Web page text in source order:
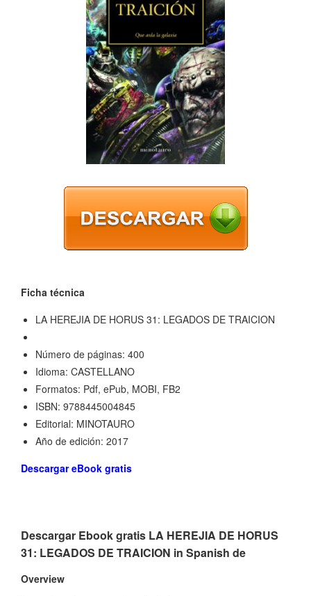
Ficha técnica
LA HEREJIA DE HORUS 31: LEGADOS DE TRAICION
Número de páginas: 400
Idioma: CASTELLANO
Formatos: Pdf, ePub, MOBI, FB2
ISBN: 9788445004845
Editorial: MINOTAURO
Año de edición: 2017
Descargar eBook gratis
Descargar Ebook gratis LA HEREJIA DE HORUS
31: LEGADOS DE TRAICION in Spanish de
Overview